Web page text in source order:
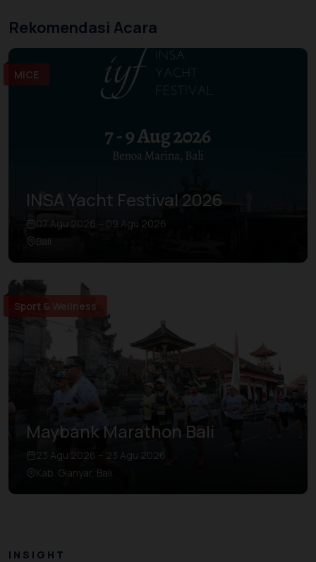
Rekomendasi Acara
MICE
INSA Yacht Festival 2026
07 Agu 2026 – 09 Agu 2026
Bali
Sport & Wellness
Maybank Marathon Bali
23 Agu 2026 – 23 Agu 2026
Kab. Gianyar, Bali
INSIGHT